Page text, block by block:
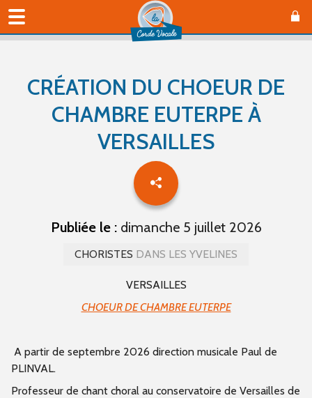
CRÉATION DU CHOEUR DE
CHAMBRE EUTERPE À
VERSAILLES
Publiée le :dimanche 5 juillet 2026
CHORISTES DANS LES YVELINES
VERSAILLES
CHOEUR DE CHAMBRE EUTERPE
A partir de septembre 2026 direction musicale Paul de
PLINVAL.
Professeur de chant choral au conservatoire de Versailles de